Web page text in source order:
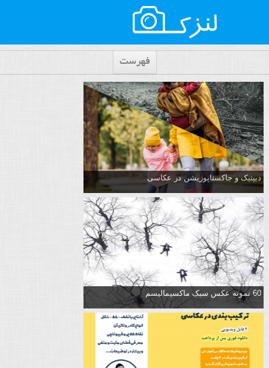
فهرست
دیپتیک و جاکستا‌پوزیشن در عکاسی
60 نمونه عکس سبک ماکسیمالیسم